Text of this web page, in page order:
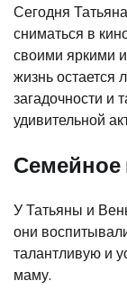
Сегодня
сниматься в
своими яркими
жизнь остается
загадочности и
удивительной
У Татьяны и
они
талантливую и
маму.